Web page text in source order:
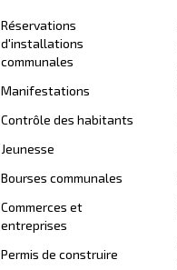
Réservations
d'installations
communales
Manifestations
Contrôle des habitants
Jeunesse
Bourses communales
Commerces et
entreprises
Permis de construire